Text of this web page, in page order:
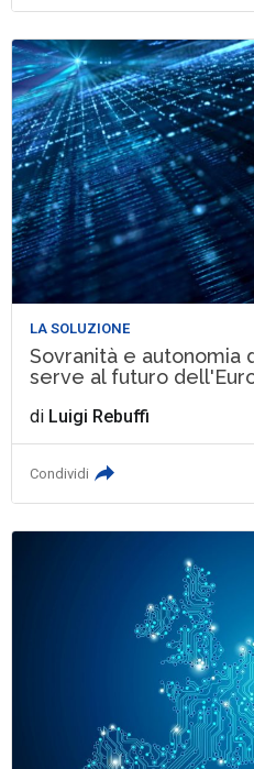
LA SOLUZIONE
Sovranità e autonomia
serve al futuro
di Luigi Rebuffi
Condividi